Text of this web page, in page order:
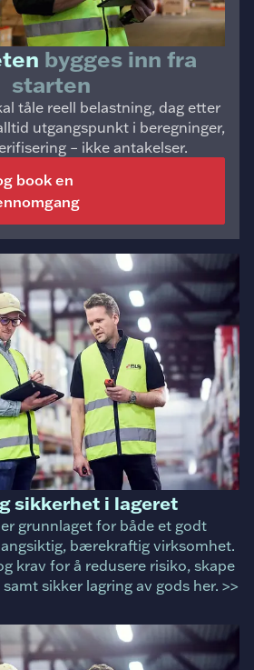
bygges inn fra
starten
tåle reell belastning, dag etter
utgangspunkt i beregninger,
– ikke antakelser.
book en
sikkerhet i lageret
grunnlaget for både et godt
bærekraftig virksomhet.
krav for å redusere risiko, skape
sikker lagring av gods her. >>